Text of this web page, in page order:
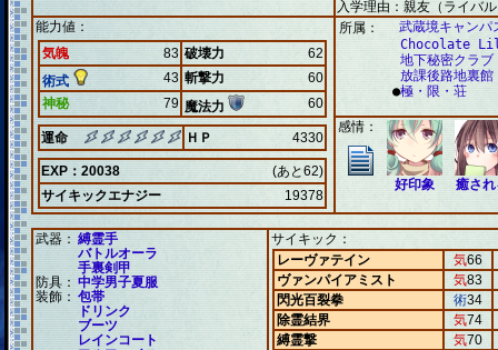
入学理由：親友（ライバ
能力値：
気魄
83 破壊力
62
術式
43 斬撃力
60
神秘
79 魔法力 60
運命 ＨＰ 4330
EXP：20038
(あと62)
サイキックエナジー
19378
所属：
武蔵境キャン
Chocolate
地下秘密クラブ
放課後路地裏館
●極・限・荘
感情：
好印象 癒さ
武器： 縛霊手
バトルオーラ
手裏剣甲
防具： 中学男子夏服
装飾：包帯
ドリンク
ブーツ
レインコート
サイキック：
レーヴァテイン
気66
ヴァンパイアミスト
気83
閃光百裂拳
術34
除霊結界
気74
縛霊撃
気70